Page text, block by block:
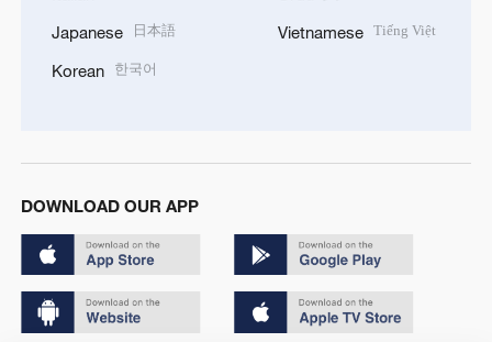
Japanese 日本語
Korean 한국어
Vietnamese Tiếng Việt
DOWNLOAD OUR APP